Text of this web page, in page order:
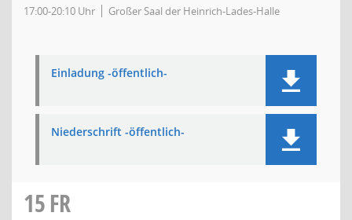
17:00-20:10 Uhr Großer Saal der Heinrich-Lades-Halle
Einladung -öffentlich-
Niederschrift -öffentlich-
15FR